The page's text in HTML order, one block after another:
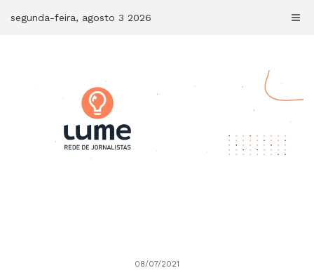
segunda-feira, agosto 3 2026
08/07/2021